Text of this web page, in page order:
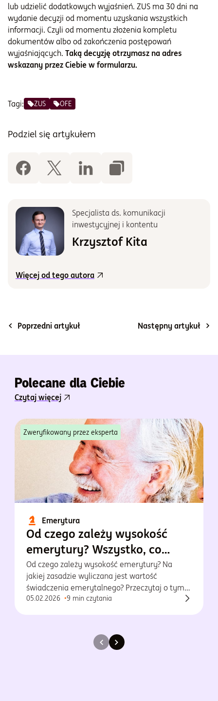
lub udzielić dodatkowych wyjaśnień. ZUS ma 30 dni na
wydanie decyzji od momentu uzyskania wszystkich
informacji. Czyli od momentu złożenia kompletu
dokumentów albo od zakończenia postępowań
wyjaśniających. Taką decyzję otrzymasz na adres
wskazany przez Ciebie w formularzu.
Tagi: ZUS OFE
Podziel się artykułem
Specjalista ds. komunikacji
inwestycyjnej i kontentu
Krzysztof Kita
Więcej od tego autora
Poprzedni artykuł Następny artykuł
Polecane dla Ciebie
Czytaj więcej
Zweryfikowany przez eksperta
Emerytura
Od czego zależy wysokość
emerytury? Wszystko, co
musisz wiedzieć!
Od czego zależy wysokość emerytury? Na
jakiej zasadzie wyliczana jest wartość
świadczenia emerytalnego? Przeczytaj o tym
w naszym artykule!
05.02.2026 9 min czytania